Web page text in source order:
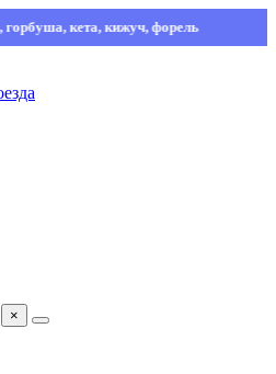
кета, кижуч, форель
×